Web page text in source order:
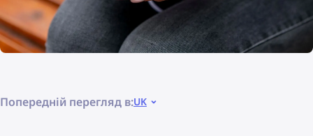
Попередній перегляд в:UK